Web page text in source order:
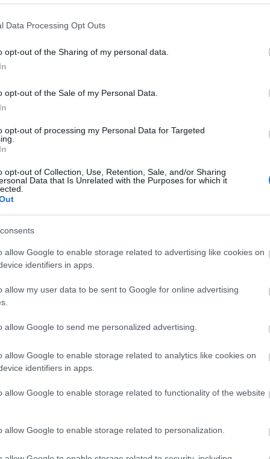
Data Processing Opt Outs
opt-out of the Sharing of my personal data.
opt-out of the Sale of my Personal Data.
opt-out of processing my Personal Data for Targeted
opt-out of Collection, Use, Retention, Sale, and/or Sharing
Data that Is Unrelated with the Purposes for which it
allow Google to enable storage related to advertising like cookies on
identifiers in apps.
allow my user data to be sent to Google for online advertising
allow Google to send me personalized advertising.
allow Google to enable storage related to analytics like cookies on
identifiers in apps.
allow Google to enable storage related to functionality of the website
allow Google to enable storage related to personalization.
enervált nyitányával az amerikai mozikban.
TAKÁCS MÁTÉ
forgalma: X-Men: Sötét Főnix, Egy kutya négy útja,
csatangolt az első helyre, miközben az X-Men: Sötét
rajtját jegyzi.
150-
110-101